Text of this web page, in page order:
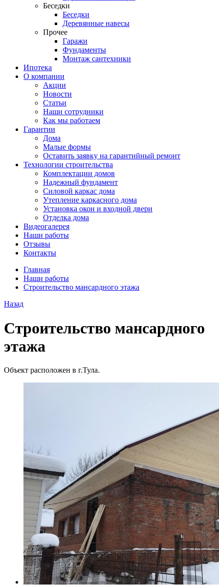
Беседки
Беседки
Деревянные навесы
Прочее
Гаражи
Фундаменты
Монтаж сантехники
Ипотека
О компании
Акции
Новости
Статьи
Наши сотрудники
Как мы работаем
Гарантии
Дома
Малые формы
Оставить заявку на гарантийный ремонт
Технологии строительства
Комплектации домов
Надежный фундамент
Силовой каркас дома
Утепление каркасного дома
Установка окон и входной двери
Отделка дома
Видеогалерея
Наши работы
Отзывы
Контакты
Главная
Наши работы
Строительство мансардного этажа
Назад
Строительство мансардного
этажа
Объект расположен в г.Тула.